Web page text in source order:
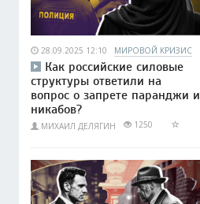
28.09.2025 12:10 МИРОВОЙ КРИЗИС
Как российские силовые
структуры ответили на
вопрос о запрете паранджи и
никабов?
МИХАИЛ ДЕЛЯГИН 1250